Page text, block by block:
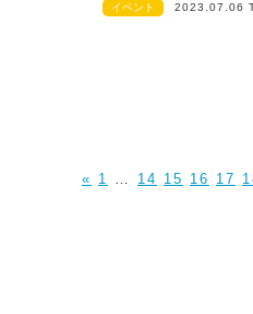
イベント 2023.07.06
« 1 … 14 15 16 17